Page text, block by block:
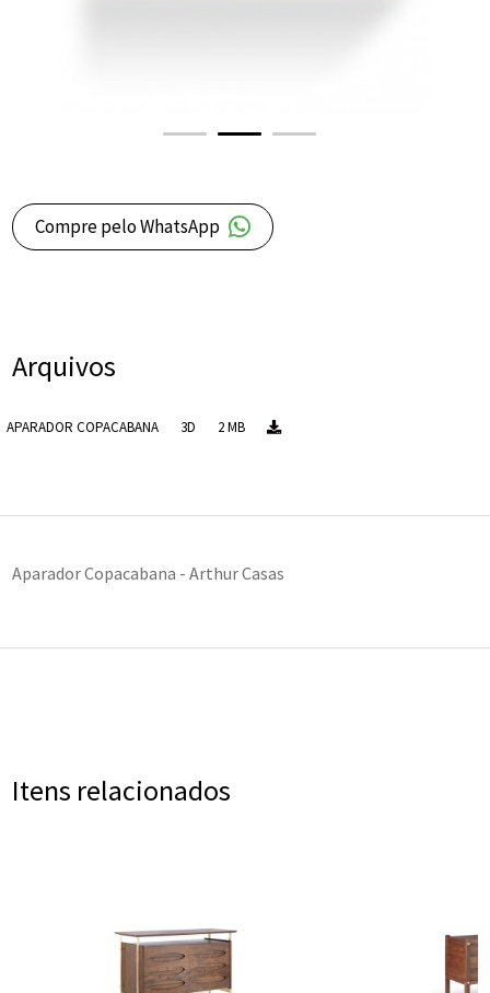
Compre pelo WhatsApp
Arquivos
APARADOR COPACABANA 3D 2 MB
Aparador Copacabana - Arthur Casas
Itens relacionados